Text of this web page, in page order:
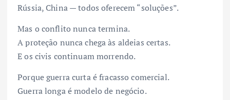
Rússia, China — todos oferecem “soluções”.
Mas o conflito nunca termina.
A proteção nunca chega às aldeias certas.
E os civis continuam morrendo.
Porque guerra curta é fracasso comercial.
Guerra longa é modelo de negócio.